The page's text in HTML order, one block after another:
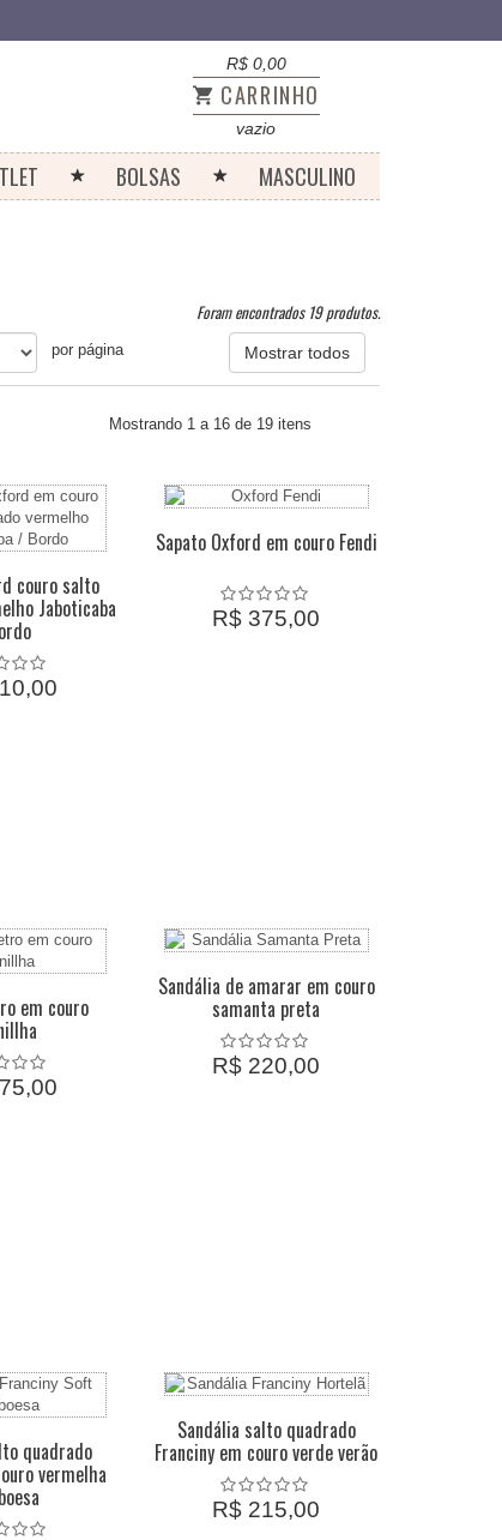
R$ 0,00
CARRINHO
vazio
BOLSAS MASCULINO
Foram encontrados 19 produtos.
por página Mostrar todos
Mostrando 1 a 16 de 19 itens
couro salto
Jaboticaba
Sapato Oxford em couro Fendi
R$ 375,00
em couro
Sandália de amarar em couro
samanta preta
R$ 220,00
quadrado
vermelha
Sandália salto quadrado
Franciny em couro verde verão
R$ 215,00